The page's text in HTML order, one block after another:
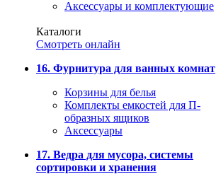
Аксессуары и комплектующие
Каталоги
Смотреть онлайн
16. Фурнитура для ванных комнат
Корзины для белья
Комплекты емкостей для П-
образных ящиков
Аксессуары
17. Ведра для мусора, системы
сортировки и хранения